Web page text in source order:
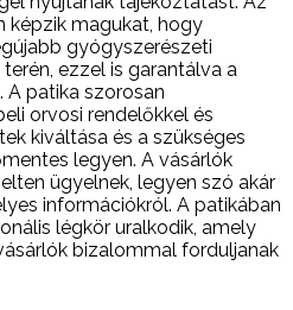
magukat, hogy
gyógyszerészeti
ezzel is garantálva a
A patika szorosan
orvosi rendelőkkel és
kiváltása és a szükséges
legyen. A vásárlók
ügyelnek, legyen szó akár
információkról. A patikában
légkör uralkodik, amely
bizalommal forduljanak